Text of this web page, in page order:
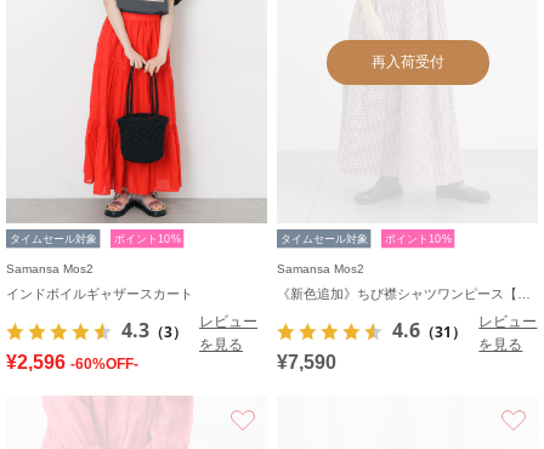
タイムセール対象 ポイント10%
Samansa Mos2
インドボイルギャザースカート
4.3 （3）
レビュー
を見る
¥2,596 -60%OFF-
再入荷受付
タイムセール対象 ポイント10%
Samansa Mos2
4.6 （31）
レビュー
を見る
¥7,590